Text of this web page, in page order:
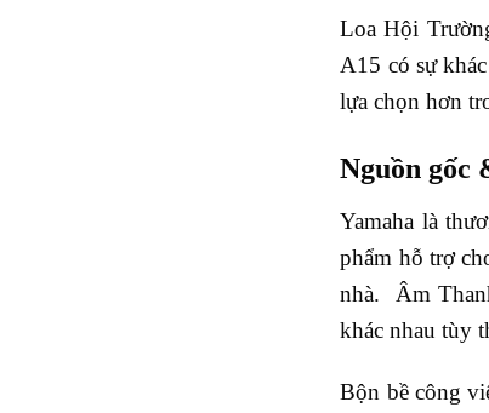
Loa Hội
A15 có sự
lựa chọn hơn
Nguồn gốc
Yamaha là
phẩm hỗ trợ
nhà. Âm
khác nhau tùy
Bộn bề công